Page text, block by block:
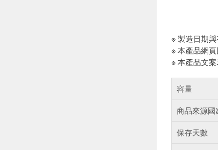
※ 製造日期
※ 本產品網
※ 本產品文
容量
商品來源國
保存天數